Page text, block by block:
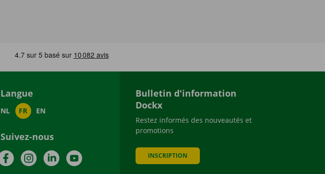
Langue
NL FR EN
Suivez-nous
FacebookInstagramLinkedInYouTube
Bulletin d'information
Dockx
Restez informés des nouveautés et
promotions
INSCRIPTION